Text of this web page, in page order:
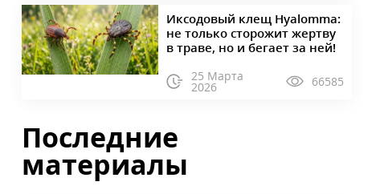
Иксодовый клещ Hyalomma:
не только сторожит жертву
в траве, но и бегает за ней!
25 Марта
2026 66585
Последние
материалы